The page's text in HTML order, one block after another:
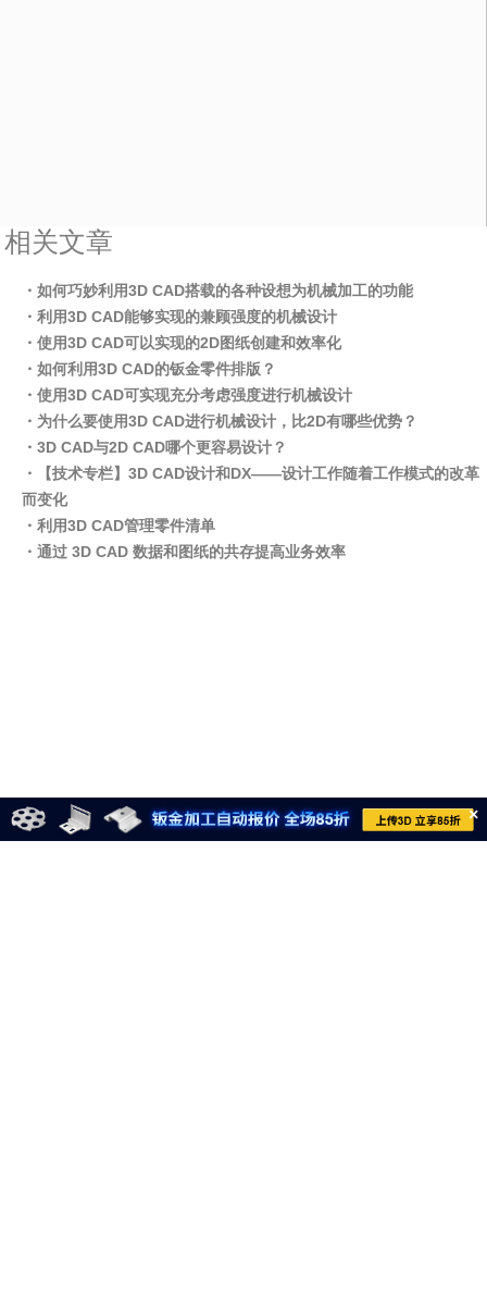
相关文章
・如何巧妙利用3D CAD搭载的各种设想为机械加工的功能
・利用3D CAD能够实现的兼顾强度的机械设计
・使用3D CAD可以实现的2D图纸创建和效率化
・如何利用3D CAD的钣金零件排版？
・使用3D CAD可实现充分考虑强度进行机械设计
・为什么要使用3D CAD进行机械设计，比2D有哪些优势？
・3D CAD与2D CAD哪个更容易设计？
・【技术专栏】3D CAD设计和DX——设计工作随着工作模式的改革
而变化
・利用3D CAD管理零件清单
・通过 3D CAD 数据和图纸的共存提高业务效率
×